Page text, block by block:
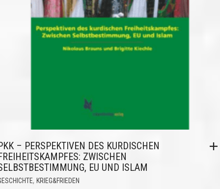
– PERSPEKTIVEN DES KURDISCHEN
ZWISCHEN
EU UND ISLAM
, KRIEG&FRIEDEN